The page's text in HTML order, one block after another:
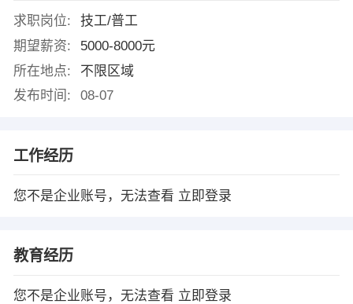
求职岗位:
技工/普工
期望薪资:
5000-8000元
所在地点:
不限区域
发布时间:
08-07
工作经历
您不是企业账号，无法查看 立即登录
教育经历
您不是企业账号，无法查看 立即登录